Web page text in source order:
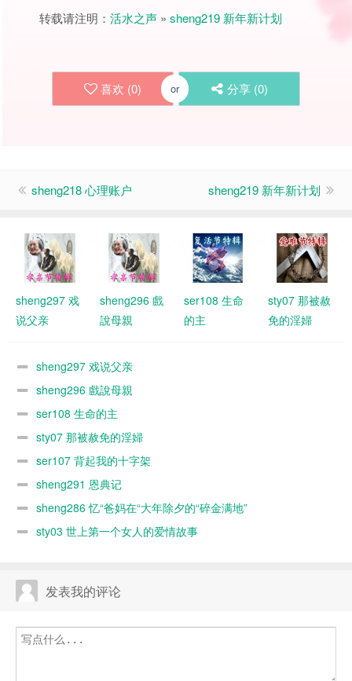
转载请注明： 活水之声 » sheng219 新年新计划
喜欢 (0) or 分享 (0)
sheng218 心理账户 sheng219 新年新计划
sheng297 戏
说父亲
sheng296 戲
說母親
ser108 生命
的主
sty07 那被赦
免的淫婦
sheng297 戏说父亲
sheng296 戲說母親
ser108 生命的主
sty07 那被赦免的淫婦
ser107 背起我的十字架
sheng291 恩典记
sheng286 忆“爸妈在“大年除夕的“碎金满地”
sty03 世上第一个女人的爱情故事
发表我的评论